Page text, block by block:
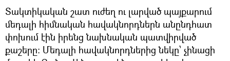
Տակտիկական շատ ուժեղ ու լարված պայքարում
մեդալի հիմնական հավակնորդներն անընդհատ
փոխում էին իրենց նախնական պատվիրված
քաշերը: Մեդալի հավակնորդներից նեկը՝ չինացի